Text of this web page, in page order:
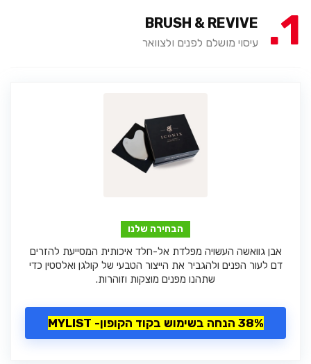
1
BRUSH & REVIVE
עיסוי מושלם לפנים ולצוואר
הבחירה שלנו
אבן גוואשה העשויה מפלדת אל-חלד איכותית המסייעת להזרים
דם לעור הפנים ולהגביר את הייצור הטבעי של קולגן ואלסטין כדי
שתהנו מפנים מוצקות וזוהרות.
38% הנחה בשימוש בקוד הקופון- MYLIST